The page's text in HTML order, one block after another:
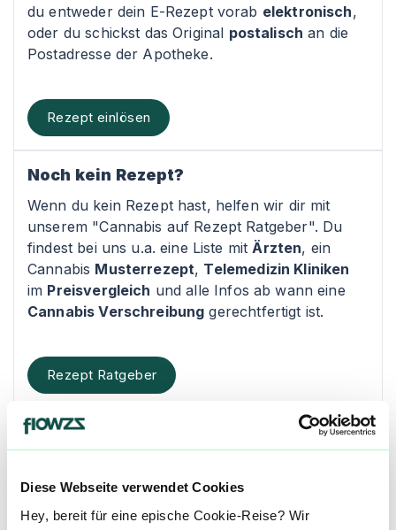
Diese Webseite verwendet Cookies
Hey, bereit für eine epische Cookie-Reise? Wir
du entweder dein E-Rezept vorab elektronisch,
oder du schickst das Original postalisch an die
Postadresse der Apotheke.
Rezept einlösen
Noch kein Rezept?
Wenn du kein Rezept hast, helfen wir dir mit
unserem "Cannabis auf Rezept Ratgeber". Du
findest bei uns u.a. eine Liste mitÄrzten, ein
Cannabis Musterrezept, Telemedizin Kliniken
im Preisvergleich und alle Infos ab wann eine
Cannabis Verschreibung gerechtfertigt ist.
Rezept Ratgeber
Kontakt